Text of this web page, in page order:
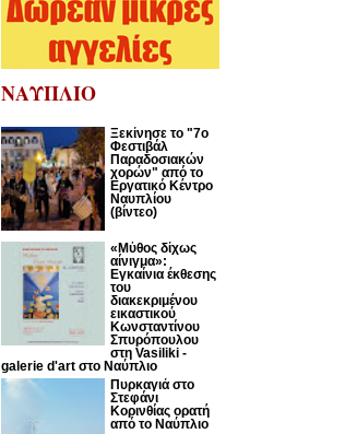
ΝΑΥΠΛΙΟ
Ξεκίνησε το "7ο
Φεστιβάλ
Παραδοσιακών
χορών" από το
Εργατικό Κέντρο
Ναυπλίου
(βίντεο)
«Μύθος δίχως
αίνιγμα»:
Εγκαίνια έκθεσης
του
διακεκριμένου
εικαστικού
Κωνσταντίνου
Σπυρόπουλου
στη Vasiliki -
galerie d'art στο Ναύπλιο
Πυρκαγιά στο
Στεφάνι
Κορινθίας ορατή
από το Ναύπλιο